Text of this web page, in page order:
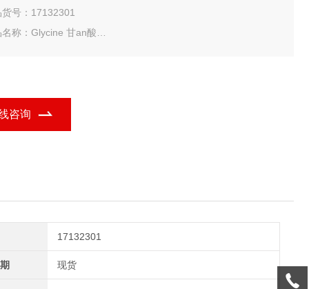
号：17132301
称：Glycine 甘an酸
咨询
17132301
现货